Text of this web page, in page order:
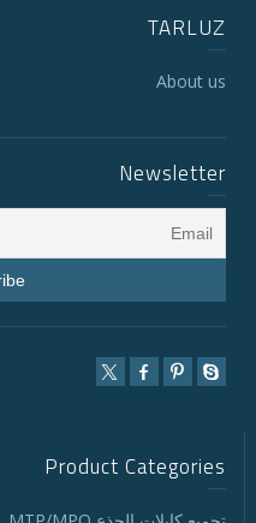
TARLUZ
About us
Newsletter
Product Categories